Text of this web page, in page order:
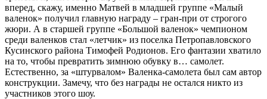
вперед, скажу, именно Матвей в младшей группе «Малый
валенок» получил главную награду – гран-при от строгого
жюри. А в старшей группе «Большой валенок» чемпионом
среди валенков стал «летчик» из поселка Петропавловского
Кусинского района Тимофей Родионов. Его фантазии хватило
на то, чтобы превратить зимнюю обувку в… самолет.
Естественно, за «штурвалом» Валенка-самолета был сам автор
конструкции. Замечу, что без награды не остался никто из
участников этого шоу.